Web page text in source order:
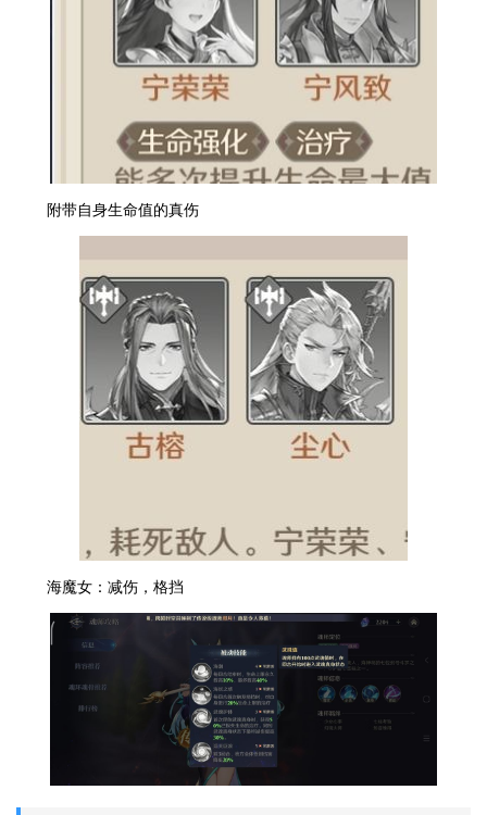
附带自身生命值的真伤
海魔女：减伤，格挡